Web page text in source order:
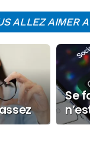
ALLEZ AIMER
place
Se